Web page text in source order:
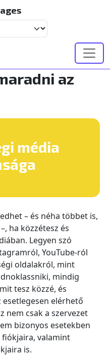
Select your language
az
média
– és néha többet is,
ha közzétesz és
Legyen szó
YouTube-ról
oldalakról, mint
mindig
tesz közzé, és
elérhető
nem csak a szervezet
bizonyos esetekben
fiókjaira, valamint
is.